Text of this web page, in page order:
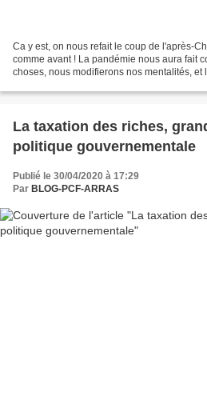
Ca y est, on nous refait le coup de l'après-
comme avant ! La pandémie nous aura fait
choses, nous modifierons nos mentalités, et
La taxation des riches,
politique gouvernementale
Publié le 30/04/2020 à 17:29
Par BLOG-PCF-ARRAS